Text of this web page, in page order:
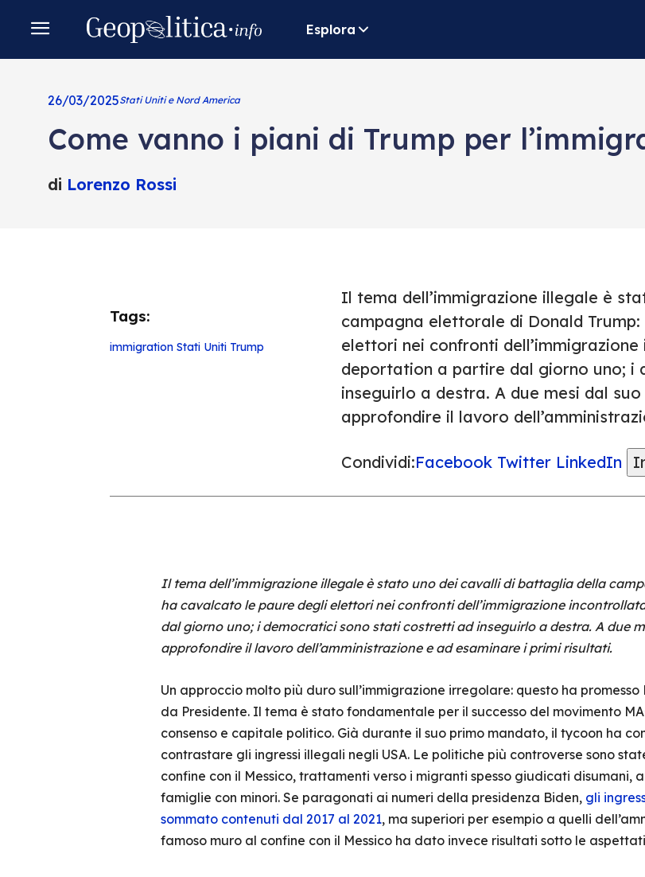
Esplora
26/03/2025Stati Uniti e Nord America
Come vanno i piani di Trump per
di Lorenzo Rossi
Tags:
immigration Stati Uniti Trump
Il tema dell’immigrazione illegale è
campagna elettorale di Donald
elettori nei confronti
deportation a partire dal giorno uno;
inseguirlo a destra. A due mesi dal
approfondire il lavoro
Condividi:Facebook Twitter LinkedIn
Il tema dell’immigrazione illegale è stato uno dei cavalli di battaglia della
ha cavalcato le paure degli elettori nei confronti dell’immigrazione
dal giorno uno; i democratici sono stati costretti ad inseguirlo a destra. A due
approfondire il lavoro dell’amministrazione e ad esaminare i primi risultati.
Un approccio molto più duro sull’immigrazione irregolare: questo ha
da Presidente. Il tema è stato fondamentale per il successo del movimento
consenso e capitale politico. Già durante il suo primo mandato, il tycoon ha
contrastare gli ingressi illegali negli USA. Le politiche più controverse sono
confine con il Messico, trattamenti verso i migranti spesso giudicati disumani,
famiglie con minori. Se paragonati ai numeri della presidenza Biden, gli
sommato contenuti dal 2017 al 2021, ma superiori per esempio a quelli
famoso muro al confine con il Messico ha dato invece risultati sotto le